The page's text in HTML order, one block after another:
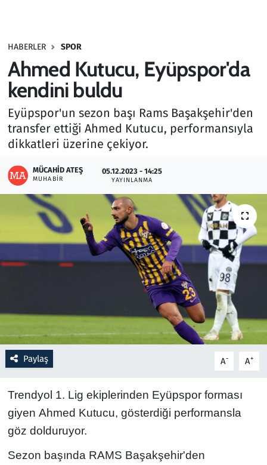
HABERLER SPOR
Ahmed Kutucu, Eyüpspor'da
kendini buldu
Eyüpspor'un sezon başı Rams Başakşehir'den
transfer ettiği Ahmed Kutucu, performansıyla
dikkatleri üzerine çekiyor.
MÜCAHID ATEŞ
MUHABIR
05.12.2023 - 14:25
YAYINLANMA
Paylaş A- A+
Trendyol 1. Lig ekiplerinden Eyüpspor forması
giyen Ahmed Kutucu, gösterdiği performansla
göz dolduruyor.
Sezon başında RAMS Başakşehir'den
Haber
Kültür Sanat
Kurumsal Haberler
Lezzet Durağı
Memur ve Kamu
Otomobil
Oyun
Ramazan
Sağlık
Seçim 2023